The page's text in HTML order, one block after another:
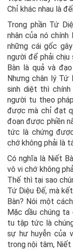
Chỉ khác nhau là
Trong phần Tứ
nhân của nó
những cái gốc
người để phải
Bàn là quả và
Nhưng chân lý Tứ
sinh diệt thì chính
người tu theo
được mà chỉ đạt
đoạn được phiền
tức là chứng
chớ không phải là
Có nghĩa là Niết
vô vi chớ không
Thế thì tại sao
Tứ Diệu Đế, mà
Bàn? Nói một
Mặc dầu chúng
tu tập tức là
sự hư huyễn của
trong nội tâm, Niết